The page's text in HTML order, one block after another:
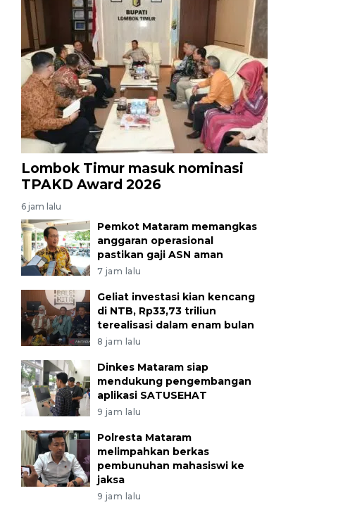
Lombok Timur masuk nominasi
TPAKD Award 2026
6 jam lalu
Pemkot Mataram memangkas
anggaran operasional
pastikan gaji ASN aman
7 jam lalu
Geliat investasi kian kencang
di NTB, Rp33,73 triliun
terealisasi dalam enam bulan
8 jam lalu
Dinkes Mataram siap
mendukung pengembangan
aplikasi SATUSEHAT
9 jam lalu
Polresta Mataram
melimpahkan berkas
pembunuhan mahasiswi ke
jaksa
9 jam lalu